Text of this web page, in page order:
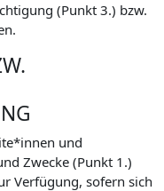
(Punkt 3.) bzw.
und
Zwecke (Punkt 1.)
Verfügung, sofern sich